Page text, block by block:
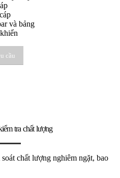
và bảng
cầu
tra chất lượng
chất lượng nghiêm ngặt, bao